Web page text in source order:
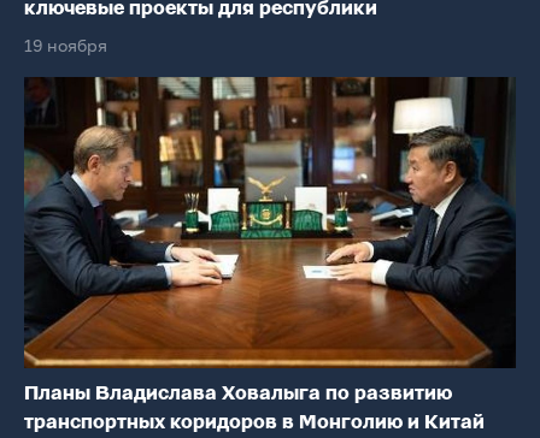
ключевые проекты для республики
19 ноября
Планы Владислава Ховалыга по развитию
транспортных коридоров в Монголию и Китай